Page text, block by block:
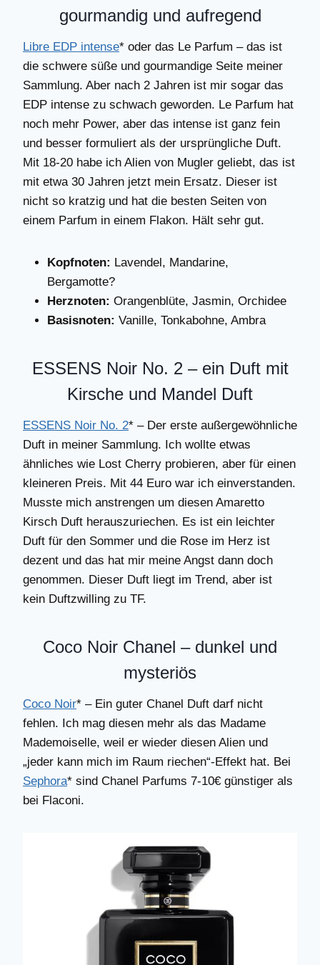
gourmandig und aufregend
Libre EDP intense* oder das Le Parfum – das ist
die schwere süße und gourmandige Seite meiner
Sammlung. Aber nach 2 Jahren ist mir sogar das
EDP intense zu schwach geworden. Le Parfum hat
noch mehr Power, aber das intense ist ganz fein
und besser formuliert als der ursprüngliche Duft.
Mit 18-20 habe ich Alien von Mugler geliebt, das ist
mit etwa 30 Jahren jetzt mein Ersatz. Dieser ist
nicht so kratzig und hat die besten Seiten von
einem Parfum in einem Flakon. Hält sehr gut.
Kopfnoten: Lavendel, Mandarine,
Bergamotte?
Herznoten: Orangenblüte, Jasmin, Orchidee
Basisnoten: Vanille, Tonkabohne, Ambra
ESSENS Noir No. 2 – ein Duft mit
Kirsche und Mandel Duft
ESSENS Noir No. 2* – Der erste außergewöhnliche
Duft in meiner Sammlung. Ich wollte etwas
ähnliches wie Lost Cherry probieren, aber für einen
kleineren Preis. Mit 44 Euro war ich einverstanden.
Musste mich anstrengen um diesen Amaretto
Kirsch Duft herauszuriechen. Es ist ein leichter
Duft für den Sommer und die Rose im Herz ist
dezent und das hat mir meine Angst dann doch
genommen. Dieser Duft liegt im Trend, aber ist
kein Duftzwilling zu TF.
Coco Noir Chanel – dunkel und
mysteriös
Coco Noir* – Ein guter Chanel Duft darf nicht
fehlen. Ich mag diesen mehr als das Madame
Mademoiselle, weil er wieder diesen Alien und
„jeder kann mich im Raum riechen“-Effekt hat. Bei
Sephora* sind Chanel Parfums 7-10€ günstiger als
bei Flaconi.